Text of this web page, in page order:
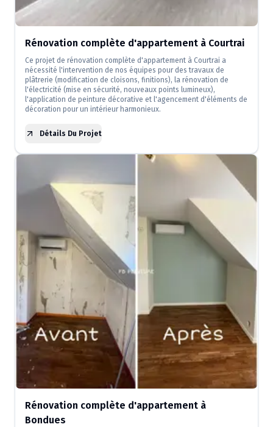
Rénovation complète d'appartement à Courtrai
Ce projet de rénovation complète d'appartement à Courtrai a
nécessité l'intervention de nos équipes pour des travaux de
plâtrerie (modification de cloisons, finitions), la rénovation de
l'électricité (mise en sécurité, nouveaux points lumineux),
l'application de peinture décorative et l'agencement d'éléments de
décoration pour un intérieur harmonieux.
Détails Du Projet
Rénovation complète d'appartement à
Bondues